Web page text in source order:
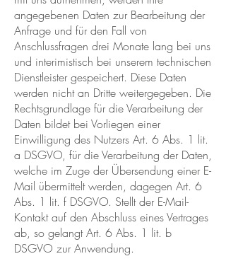
angegebenen Daten zur Bearbeitung der
Anfrage und für den Fall von
Anschlussfragen drei Monate lang bei uns
und interimistisch bei unserem technischen
Dienstleister gespeichert. Diese Daten
werden nicht an Dritte weitergegeben. Die
Rechtsgrundlage für die Verarbeitung der
Daten bildet bei Vorliegen einer
Einwilligung des Nutzers Art. 6 Abs. 1 lit.
a DSGVO, für die Verarbeitung der Daten,
welche im Zuge der Übersendung einer E-
Mail übermittelt werden, dagegen Art. 6
Abs. 1 lit. f DSGVO. Stellt der E-Mail-
Kontakt auf den Abschluss eines Vertrages
ab, so gelangt Art. 6 Abs. 1 lit. b
DSGVO zur Anwendung.